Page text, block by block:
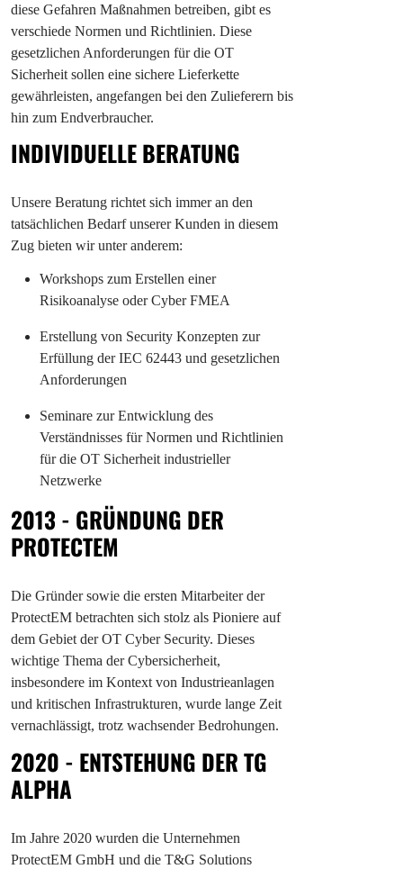
diese Gefahren Maßnahmen betreiben, gibt es
verschiede Normen und Richtlinien. Diese
gesetzlichen Anforderungen für die OT
Sicherheit sollen eine sichere Lieferkette
gewährleisten, angefangen bei den Zulieferern bis
hin zum Endverbraucher.
INDIVIDUELLE BERATUNG
Unsere Beratung richtet sich immer an den
tatsächlichen Bedarf unserer Kunden in diesem
Zug bieten wir unter anderem:
Workshops zum Erstellen einer
Risikoanalyse oder Cyber FMEA
Erstellung von Security Konzepten zur
Erfüllung der IEC 62443 und gesetzlichen
Anforderungen
Seminare zur Entwicklung des
Verständnisses für Normen und Richtlinien
für die OT Sicherheit industrieller
Netzwerke
2013 - GRÜNDUNG DER
PROTECTEM
Die Gründer sowie die ersten Mitarbeiter der
ProtectEM betrachten sich stolz als Pioniere auf
dem Gebiet der OT Cyber Security. Dieses
wichtige Thema der Cybersicherheit,
insbesondere im Kontext von Industrieanlagen
und kritischen Infrastrukturen, wurde lange Zeit
vernachlässigt, trotz wachsender Bedrohungen.
2020 - ENTSTEHUNG DER TG
ALPHA
Im Jahre 2020 wurden die Unternehmen
ProtectEM GmbH und die T&G Solutions